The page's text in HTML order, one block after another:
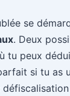
se
. Deux
tu peux
si tu as